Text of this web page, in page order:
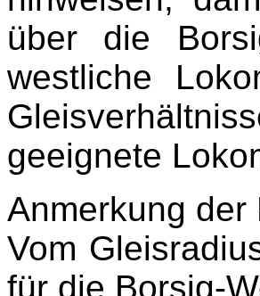
über die
westliche
geeignete
Anmerkung der
Vom
für die Borsig-